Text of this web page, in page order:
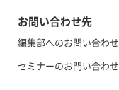
お問い合わせ先
編集部へのお問い合わせ
セミナーのお問い合わせ